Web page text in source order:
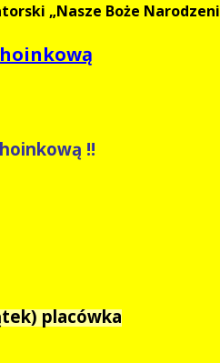
„Nasze Boże
!!
placówka